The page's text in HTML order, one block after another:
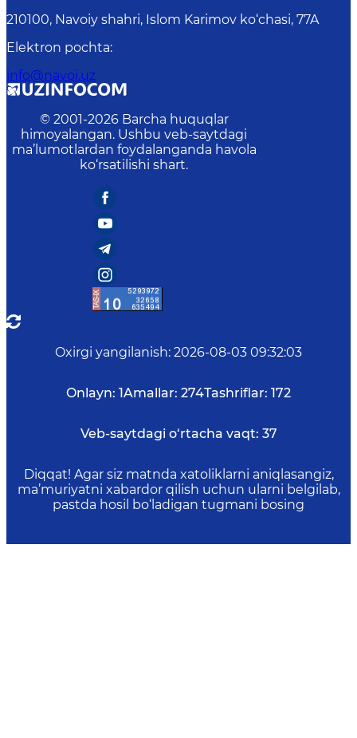
210100, Nаvоiy shаhri, Islom Karimov ko‘chаsi, 77A
Elektron pochta:
info@navoi.uz
© 2001-2026 Barcha huquqlar
himoyalangan. Ushbu veb-saytdagi
ma’lumotlardan foydalanganda havola
ko‘rsatilishi shart.
Oxirgi yangilanish: 2026-08-03 09:32:03
Onlayn: 1Amallar: 274Tashriflar: 172
Veb-saytdagi o‘rtacha vaqt: 37
Diqqat! Agar siz matnda xatoliklarni aniqlasangiz,
ma’muriyatni xabardor qilish uchun ularni belgilab,
pastda hosil bo‘ladigan tugmani bosing